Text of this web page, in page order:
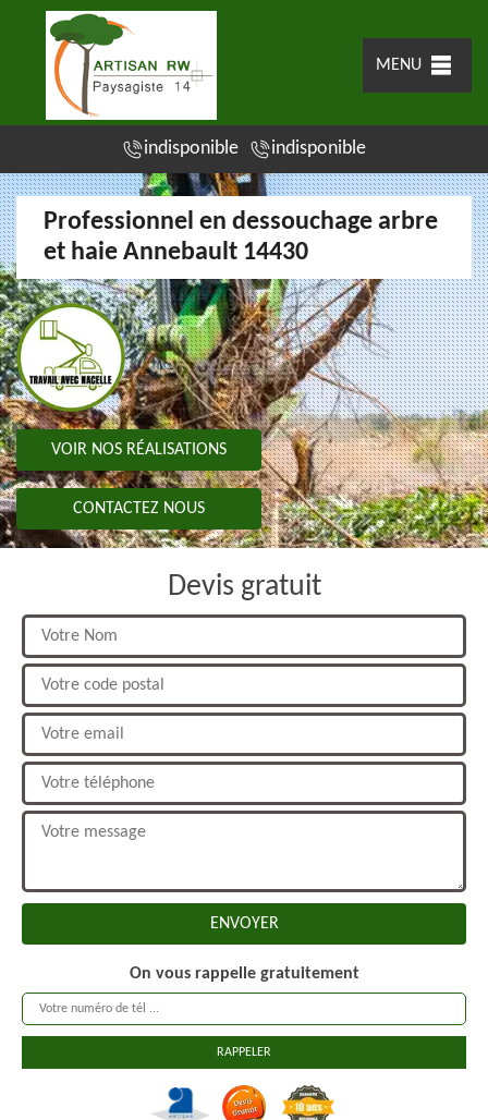
MENU
indisponible indisponible
Professionnel en dessouchage arbre
et haie Annebault 14430
VOIR NOS RÉALISATIONS
CONTACTEZ NOUS
Devis gratuit
On vous rappelle gratuitement